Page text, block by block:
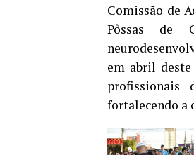
Comissão de
Pôssas de
em abril
profissionais
fortalecendo a